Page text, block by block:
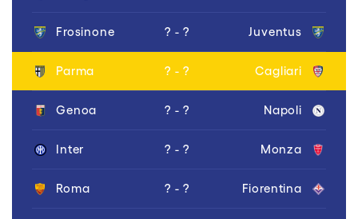
Frosinone ? - ? Juventus
Parma ? - ? Cagliari
Genoa ? - ? Napoli
Inter ? - ? Monza
Roma ? - ? Fiorentina